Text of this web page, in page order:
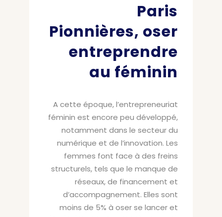
Paris
Pionnières, oser
entreprendre
au féminin
A cette époque, l’entrepreneuriat
féminin est encore peu développé,
notamment dans le secteur du
numérique et de l’innovation. Les
femmes font face à des freins
structurels, tels que le manque de
réseaux, de financement et
d’accompagnement. Elles sont
moins de 5% à oser se lancer et